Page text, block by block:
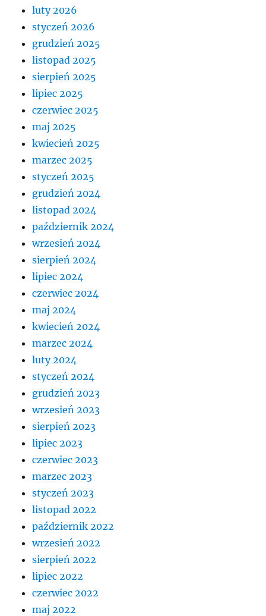
luty 2026
styczeń 2026
grudzień 2025
listopad 2025
sierpień 2025
lipiec 2025
czerwiec 2025
maj 2025
kwiecień 2025
marzec 2025
styczeń 2025
grudzień 2024
listopad 2024
październik 2024
wrzesień 2024
sierpień 2024
lipiec 2024
czerwiec 2024
maj 2024
kwiecień 2024
marzec 2024
luty 2024
styczeń 2024
grudzień 2023
wrzesień 2023
sierpień 2023
lipiec 2023
czerwiec 2023
marzec 2023
styczeń 2023
listopad 2022
październik 2022
wrzesień 2022
sierpień 2022
lipiec 2022
czerwiec 2022
maj 2022